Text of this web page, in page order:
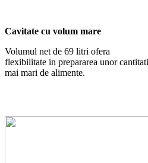
Cavitate cu volum mare
Volumul net de 69 litri ofera
flexibilitate in prepararea unor cantitati
mai mari de alimente.